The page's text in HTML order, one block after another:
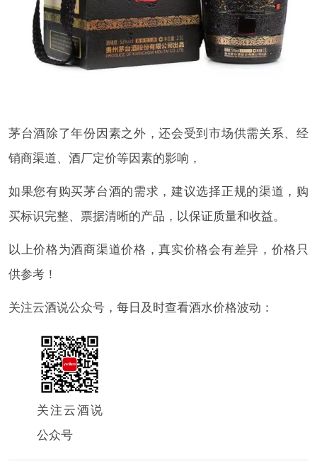
茅台酒除了年份因素之外，还会受到市场供需关系、经
销商渠道、酒厂定价等因素的影响，
如果您有购买茅台酒的需求，建议选择正规的渠道，购
买标识完整、票据清晰的产品，以保证质量和收益。
以上价格为酒商渠道价格，真实价格会有差异，价格只
供参考！
关注云酒说公众号，每日及时查看酒水价格波动：
关注云酒说
公众号